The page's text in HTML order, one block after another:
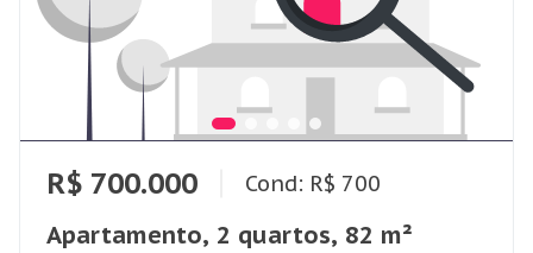
R$ 700.000 Cond: R$ 700
Apartamento, 2 quartos, 82 m²